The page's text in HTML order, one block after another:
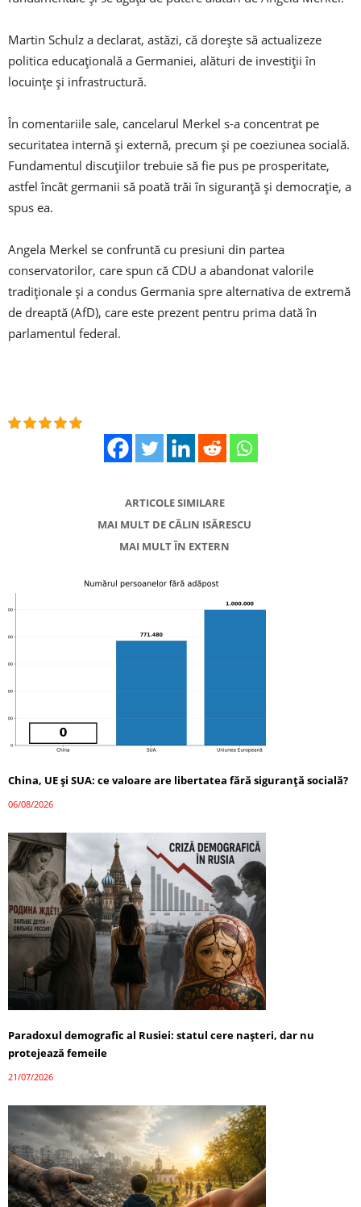
Martin Schulz a declarat, astăzi, că dorește să actualizeze
politica educațională a Germaniei, alături de investiții în
locuințe și infrastructură.
În comentariile sale, cancelarul Merkel s-a concentrat pe
securitatea internă și externă, precum și pe coeziunea socială.
Fundamentul discuțiilor trebuie să fie pus pe prosperitate,
astfel încât germanii să poată trăi în siguranță și democrație, a
spus ea.
Angela Merkel se confruntă cu presiuni din partea
conservatorilor, care spun că CDU a abandonat valorile
tradiționale și a condus Germania spre alternativa de extremă
de dreaptă (AfD), care este prezent pentru prima dată în
parlamentul federal.
ARTICOLE SIMILARE
MAI MULT DE CĂLIN ISĂRESCU
MAI MULT ÎN EXTERN
China, UE și SUA: ce valoare are libertatea fără siguranță socială?
06/08/2026
Paradoxul demografic al Rusiei: statul cere nașteri, dar nu
protejează femeile
21/07/2026